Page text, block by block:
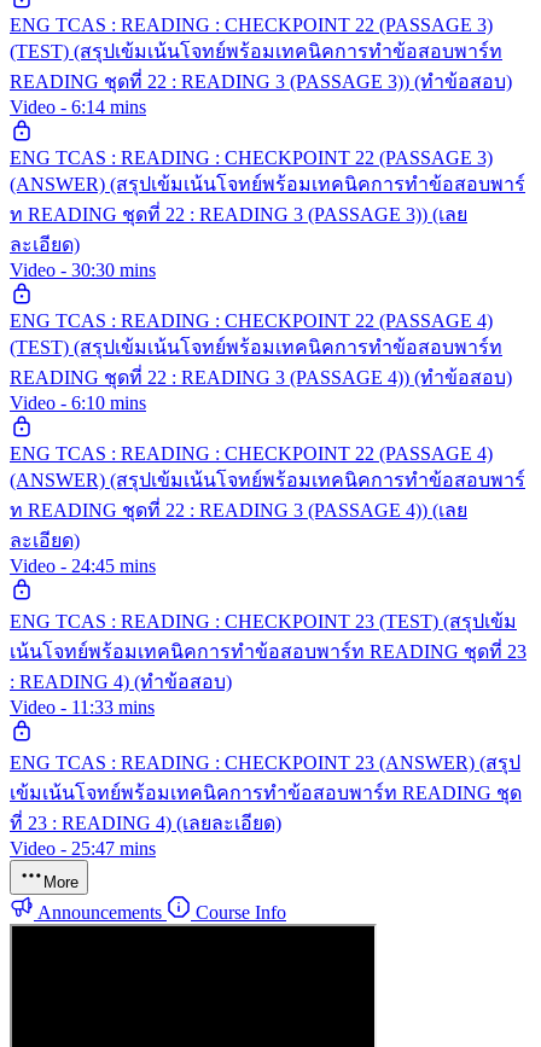
ENG TCAS : READING : CHECKPOINT 22 (PASSAGE 3)
(TEST) (สรุปเข้มเน้นโจทย์พร้อมเทคนิคการทำข้อสอบพาร์ท
READING ชุดที่ 22 : READING 3 (PASSAGE 3)) (ทำข้อสอบ)
Video - 6:14 mins
ENG TCAS : READING : CHECKPOINT 22 (PASSAGE 3)
(ANSWER) (สรุปเข้มเน้นโจทย์พร้อมเทคนิคการทำข้อสอบพาร์
ท READING ชุดที่ 22 : READING 3 (PASSAGE 3)) (เลย
ละเอียด)
Video - 30:30 mins
ENG TCAS : READING : CHECKPOINT 22 (PASSAGE 4)
(TEST) (สรุปเข้มเน้นโจทย์พร้อมเทคนิคการทำข้อสอบพาร์ท
READING ชุดที่ 22 : READING 3 (PASSAGE 4)) (ทำข้อสอบ)
Video - 6:10 mins
ENG TCAS : READING : CHECKPOINT 22 (PASSAGE 4)
(ANSWER) (สรุปเข้มเน้นโจทย์พร้อมเทคนิคการทำข้อสอบพาร์
ท READING ชุดที่ 22 : READING 3 (PASSAGE 4)) (เลย
ละเอียด)
Video - 24:45 mins
ENG TCAS : READING : CHECKPOINT 23 (TEST) (สรุปเข้ม
เน้นโจทย์พร้อมเทคนิคการทำข้อสอบพาร์ท READING ชุดที่ 23
: READING 4) (ทำข้อสอบ)
Video - 11:33 mins
ENG TCAS : READING : CHECKPOINT 23 (ANSWER) (สรุป
เข้มเน้นโจทย์พร้อมเทคนิคการทำข้อสอบพาร์ท READING ชุด
ที่ 23 : READING 4) (เลยละเอียด)
Video - 25:47 mins
More
Announcements Course Info